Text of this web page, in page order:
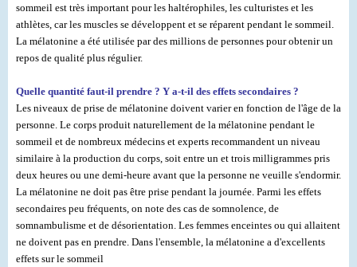
sommeil est très important pour les haltérophiles, les culturistes et les
athlètes, car les muscles se développent et se réparent pendant le sommeil.
La mélatonine a été utilisée par des millions de personnes pour obtenir un
repos de qualité plus régulier.
Quelle quantité faut-il prendre ? Y a-t-il des effets secondaires ?
Les niveaux de prise de mélatonine doivent varier en fonction de l'âge de la
personne. Le corps produit naturellement de la mélatonine pendant le
sommeil et de nombreux médecins et experts recommandent un niveau
similaire à la production du corps, soit entre un et trois milligrammes pris
deux heures ou une demi-heure avant que la personne ne veuille s'endormir.
La mélatonine ne doit pas être prise pendant la journée. Parmi les effets
secondaires peu fréquents, on note des cas de somnolence, de
somnambulisme et de désorientation. Les femmes enceintes ou qui allaitent
ne doivent pas en prendre. Dans l'ensemble, la mélatonine a d'excellents
effets sur le sommeil